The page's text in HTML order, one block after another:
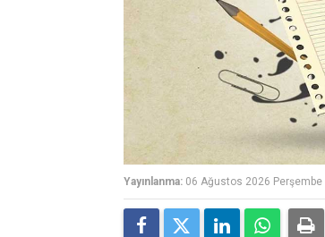
Yayınlanma: 06 Ağustos 2026 Perşembe